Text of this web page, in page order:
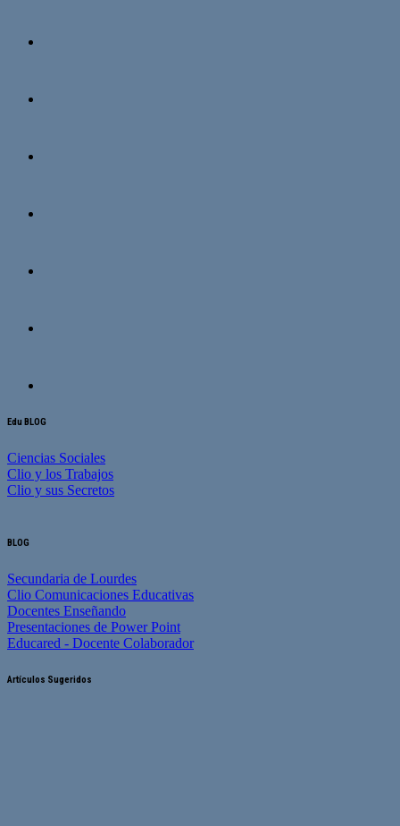
Edu BLOG
Ciencias Sociales
Clio y los Trabajos
Clio y sus Secretos
BLOG
Secundaria de Lourdes
Clio Comunicaciones Educativas
Docentes Enseñando
Presentaciones de Power Point
Educared - Docente Colaborador
Artículos Sugeridos